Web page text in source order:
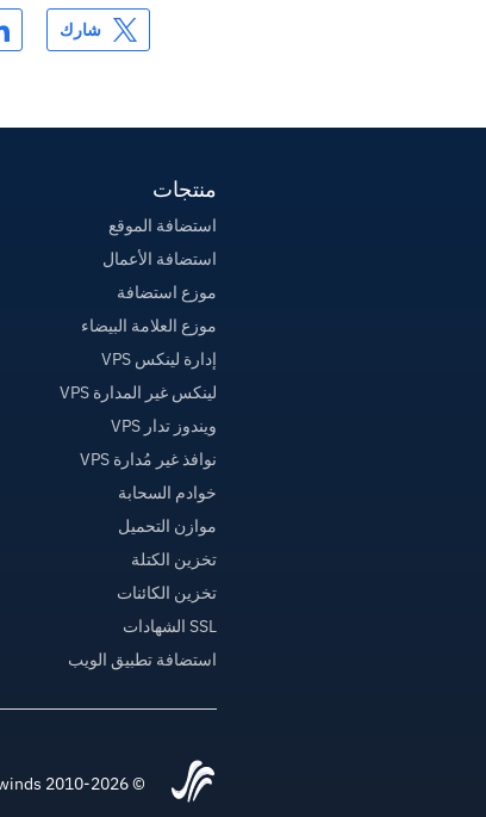
شارك
منتجات
استضافة الموقع
استضافة الأعمال
موزع استضافة
موزع العلامة البيضاء
إدارة لينكس VPS
لينكس غير المدارة VPS
ويندوز تدار VPS
نوافذ غير مُدارة VPS
خوادم السحابة
موازن التحميل
تخزين الكتلة
تخزين الكائنات
SSL الشهادات
استضافة تطبيق الويب
© 2010-2026 Hostwinds, أ HostPapa Inc. شركة.جميع الحقوق محفوظة.